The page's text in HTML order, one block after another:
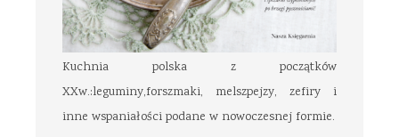
Kuchnia polska z początków
XXw.:leguminy,forszmaki, melszpejzy, zefiry i
inne wspaniałości podane w nowoczesnej formie.